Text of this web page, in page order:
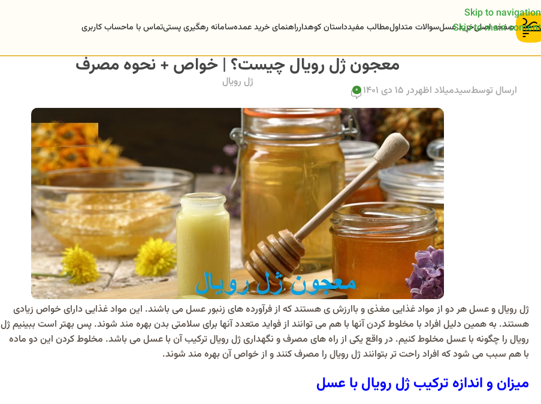
Skip to navigation
Skip to main content
صفحه اصلیخرید عسلسوالات متداولمطالب مفیدداستان کوهدارراهنمای خرید عمدهسامانه رهگیری پستیتماس با ماحساب کاربری
معجون ژل رویال چیست؟ | خواص + نحوه مصرف
ژل رویال
ارسال توسطسیدمیلاد اظهردر 15 دی 1401 0
ژل رویال و عسل هر دو از مواد غذایی مغذی و باارزش ی هستند که از فرآورده های زنبور عسل می باشند. این مواد غذایی دارای خواص زیادی
هستند. به همین دلیل افراد با مخلوط کردن آنها با هم می توانند از فواید متعدد آنها برای سلامتی بدن بهره مند شوند. پس بهتر است ببینیم ژل
رویال را چگونه با عسل مخلوط کنیم. در واقع یکی از راه های مصرف و نگهداری ژل رویال ترکیب آن با عسل می باشد. مخلوط کردن این دو ماده
با هم سبب می شود که افراد راحت تر بتوانند ژل رویال را مصرف کنند و از خواص آن بهره مند شوند.
میزان و اندازه ترکیب ژل رویال با عسل